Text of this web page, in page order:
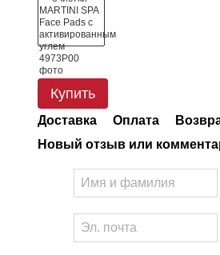
Купить
Доставка Оплата
Новый отзыв или